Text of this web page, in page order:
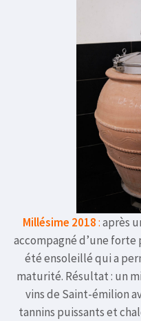
Millésime 2018:après
accompagné d’une forte
été ensoleillé qui a
maturité. Résultat : un
vins de Saint-émilion
tannins puissants et